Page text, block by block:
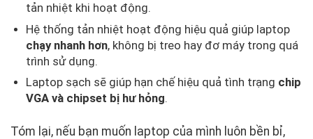
tản nhiệt khi hoạt động.
Hệ thống tản nhiệt hoạt động hiệu quả giúp laptop
chạy nhanh hơn, không bị treo hay đơ máy trong quá
trình sử dụng.
Laptop sạch sẽ giúp hạn chế hiệu quả tình trạng chip
VGA và chipset bị hư hỏng.
Tóm lại, nếu bạn muốn laptop của mình luôn bền bỉ,